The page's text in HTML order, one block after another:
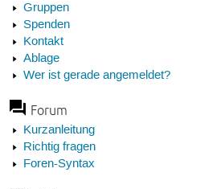
Gruppen
Spenden
Kontakt
Ablage
Wer ist gerade angemeldet?
Forum
Kurzanleitung
Richtig fragen
Foren-Syntax